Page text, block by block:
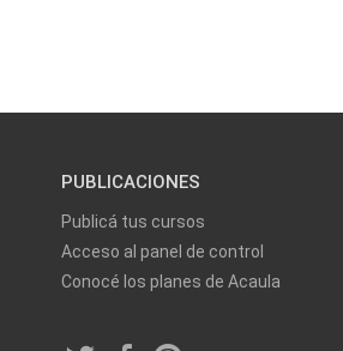
PUBLICACIONES
Publicá tus cursos
Acceso al panel de control
Conocé los planes de Acaula